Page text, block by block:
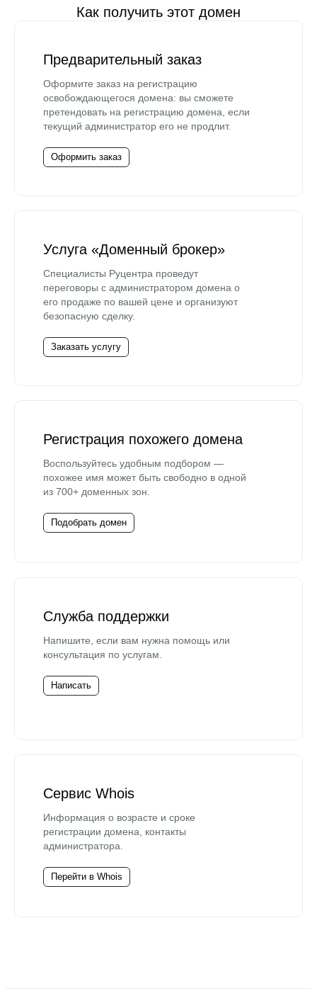
Как получить этот домен
Предварительный заказ
Оформите заказ на регистрацию
освобождающегося домена: вы сможете
претендовать на регистрацию домена, если
текущий администратор его не продлит.
Оформить заказ
Услуга «Доменный брокер»
Специалисты Руцентра проведут
переговоры с администратором домена о
его продаже по вашей цене и организуют
безопасную сделку.
Заказать услугу
Регистрация похожего домена
Воспользуйтесь удобным подбором —
похожее имя может быть свободно в одной
из 700+ доменных зон.
Подобрать домен
Служба поддержки
Напишите, если вам нужна помощь или
консультация по услугам.
Написать
Сервис Whois
Информация о возрасте и сроке
регистрации домена, контакты
администратора.
Перейти в Whois